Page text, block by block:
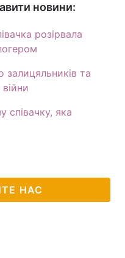
новини:
розірвала
залицяльників та
співачку, яка
НАС